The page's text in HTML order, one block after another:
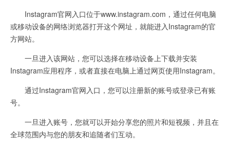
Instagram官网入口位于www.instagram.com，通过任何电脑
或移动设备的网络浏览器打开这个网址，就能进入Instagram的官
方网站。
一旦进入该网站，您可以选择在移动设备上下载并安装
Instagram应用程序，或者直接在电脑上通过网页使用Instagram。
通过Instagram官网入口，您可以注册新的账号或登录已有账
号。
一旦进入账号，您就可以开始分享您的照片和短视频，并且在
全球范围内与您的朋友和追随者们互动。